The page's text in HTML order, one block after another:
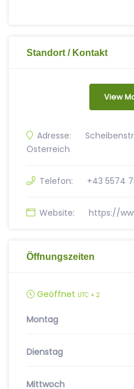
Standort / Kontakt
View
Adresse:
Österreich
Telefon: +43 5574
Website: https://
Öffnungszeiten
Geöffnet UTC + 2
Montag
Dienstag
Mittwoch